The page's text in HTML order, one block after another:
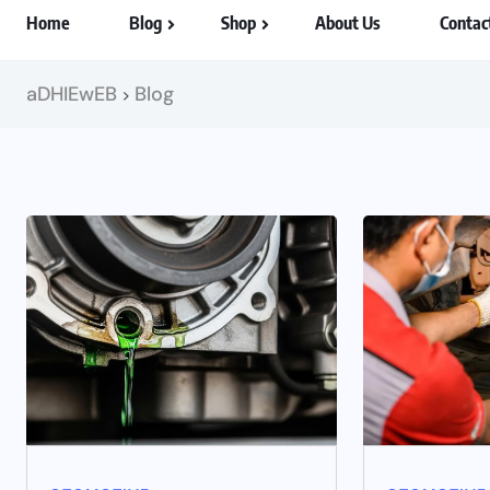
Home Blog Shop About Us
aDHIEwEB > Blog